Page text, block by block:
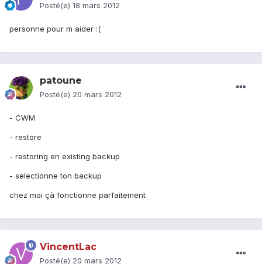
Posté(e) 18 mars 2012
personne pour m aider :(
patoune
Posté(e) 20 mars 2012
- CWM
- restore
- restoring en existing backup
- selectionne ton backup
chez moi çà fonctionne parfaitement
VincentLac
Posté(e) 20 mars 2012